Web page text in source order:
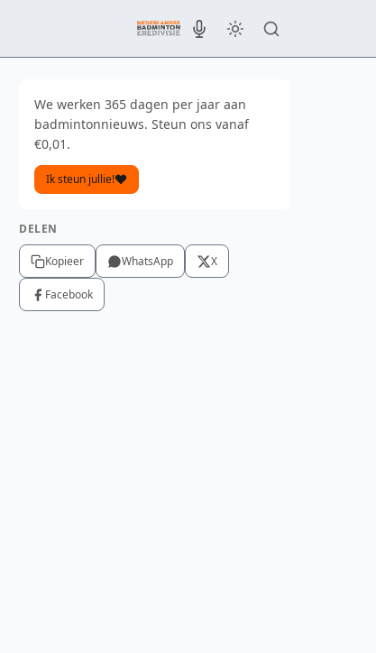
We werken 365 dagen per jaar aan
badmintonnieuws. Steun ons vanaf
€0,01.
Ik steun jullie!
DELEN
Kopieer WhatsApp X
Facebook